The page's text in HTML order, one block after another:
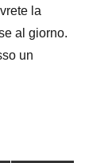
la
al giorno.
un